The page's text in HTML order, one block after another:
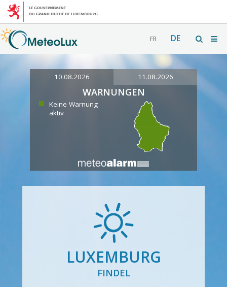
FR DE
10.08.2026 11.08.2026
WARNUNGEN
Keine Warnung
aktiv
LUXEMBURG
FINDEL